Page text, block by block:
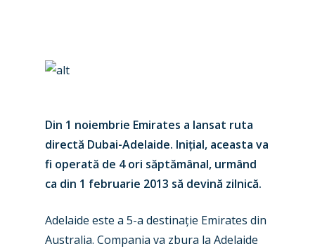
Din 1 noiembrie Emirates a lansat ruta
directă Dubai-Adelaide. Inițial, aceasta va
fi operată de 4 ori săptămânal, urmând
ca din 1 februarie 2013 să devină zilnică.
Adelaide este a 5-a destinație Emirates din
Australia. Compania va zbura la Adelaide